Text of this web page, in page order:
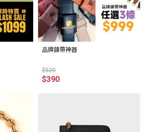
品牌鍊帶神器
$520
$390